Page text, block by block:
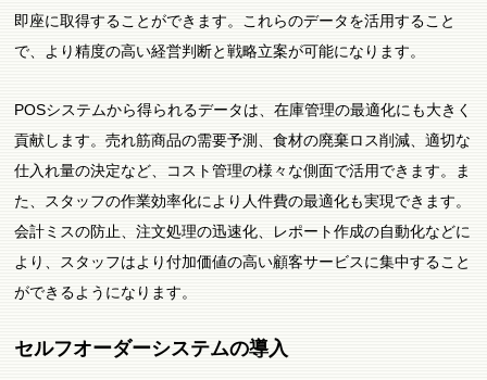
即座に取得することができます。これらのデータを活用すること
で、より精度の高い経営判断と戦略立案が可能になります。
POSシステムから得られるデータは、在庫管理の最適化にも大きく
貢献します。売れ筋商品の需要予測、食材の廃棄ロス削減、適切な
仕入れ量の決定など、コスト管理の様々な側面で活用できます。ま
た、スタッフの作業効率化により人件費の最適化も実現できます。
会計ミスの防止、注文処理の迅速化、レポート作成の自動化などに
より、スタッフはより付加価値の高い顧客サービスに集中すること
ができるようになります。
セルフオーダーシステムの導入